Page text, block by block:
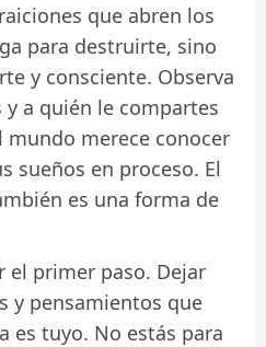
que abren los
para destruirte, sino
y consciente. Observa
a quién le compartes
merece conocer
sueños en proceso. El
es una forma de
el primer paso. Dejar
y pensamientos que
es tuyo. No estás para